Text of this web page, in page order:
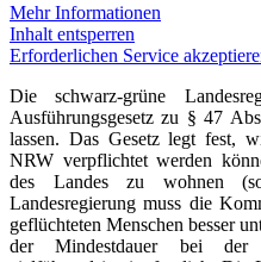
Mehr Informationen
Inhalt entsperren
Erforderlichen Service
Die schwarz-grüne
Ausführungsgesetz zu § 47
lassen. Das Gesetz legt fest,
NRW verpflichtet werden
des Landes zu wohnen
Landesregierung muss die
geflüchteten Menschen besser
der Mindestdauer bei der